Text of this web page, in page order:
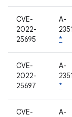
CVE-
2022-
25695
A-
*
CVE-
2022-
25697
A-
*
CVE-
A-